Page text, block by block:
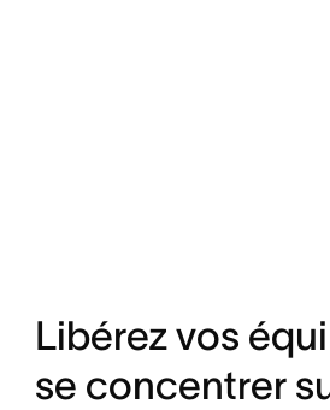
Libérez vos
se concentrer